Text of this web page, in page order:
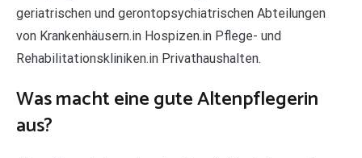
geriatrischen und gerontopsychiatrischen Abteilungen
von Krankenhäusern.in Hospizen.in Pflege- und
Rehabilitationskliniken.in Privathaushalten.
Was macht eine gute Altenpflegerin
aus?